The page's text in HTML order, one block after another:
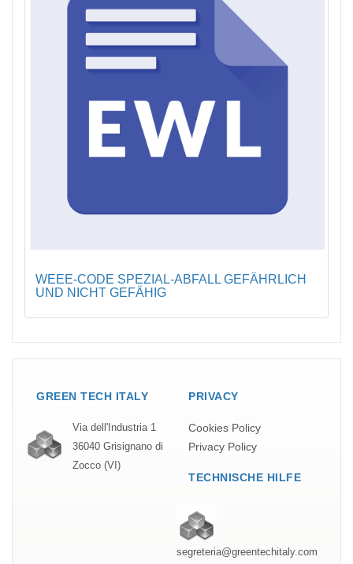
WEEE-CODE SPEZIAL-ABFALL GEFÄHRLICH
UND NICHT GEFÄHIG
GREEN TECH ITALY
Via dell'Industria 1
36040 Grisignano di
Zocco (VI)
PRIVACY
Cookies Policy
Privacy Policy
TECHNISCHE HILFE
segreteria@greentechitaly.com